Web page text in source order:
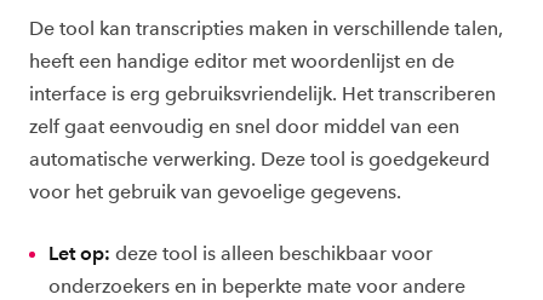
De tool kan transcripties maken in verschillende talen,
heeft een handige editor met woordenlijst en de
interface is erg gebruiksvriendelijk. Het transcriberen
zelf gaat eenvoudig en snel door middel van een
automatische verwerking. Deze tool is goedgekeurd
voor het gebruik van gevoelige gegevens.
Let op: deze tool is alleen beschikbaar voor
onderzoekers en in beperkte mate voor andere